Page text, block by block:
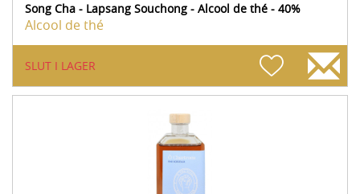
Song Cha - Lapsang Souchong - Alcool de thé - 40%
Alcool de thé
SLUT I LAGER